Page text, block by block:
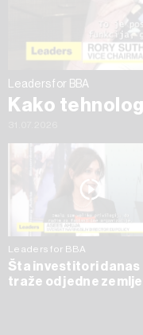
trenutku opozvati bez
Leaders for BBA
Kako
Leaders for BBA
Šta investitori danas
traže od jedne